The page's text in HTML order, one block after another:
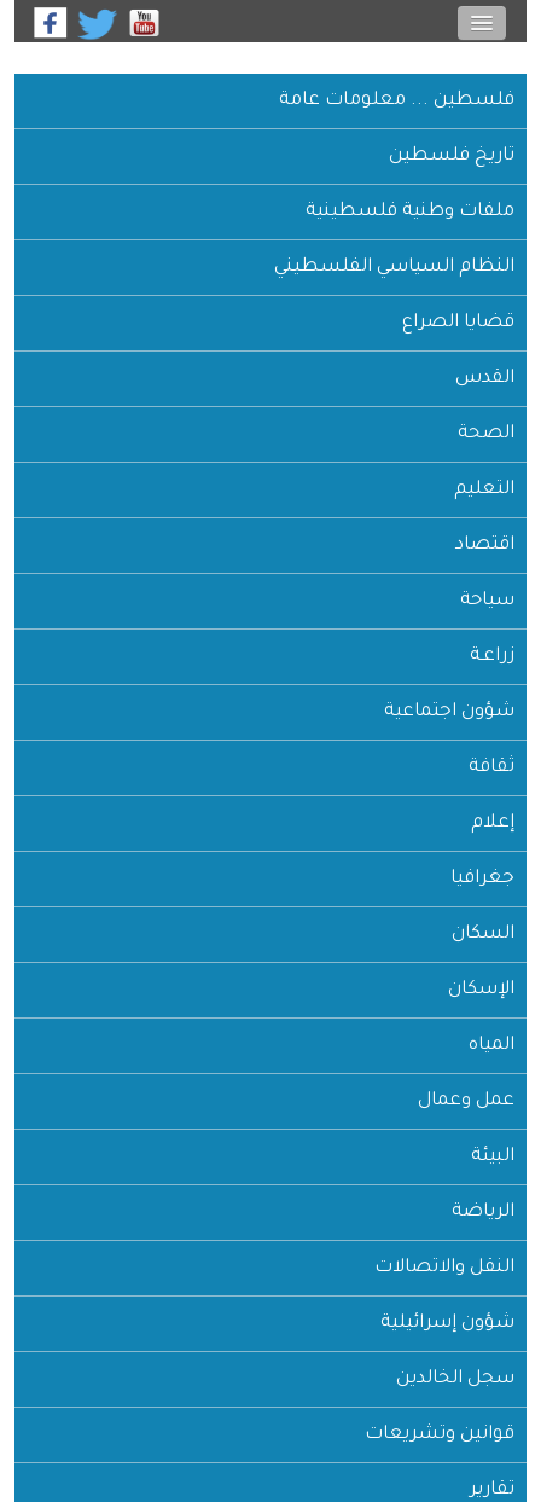
فلسطين ... معلومات عامة
تاريخ فلسطين
ملفات وطنية فلسطينية
النظام السياسي الفلسطيني
قضايا الصراع
القدس
الصحة
التعليم
اقتصاد
سياحة
زراعـة
شؤون اجتماعية
ثقافة
إعلام
جغرافيا
السكان
الإسكان
المياه
عمل وعمال
البيئة
الرياضة
النقل والاتصالات
شؤون إسرائيلية
سجل الخالدين
قوانين وتشريعات
تقارير